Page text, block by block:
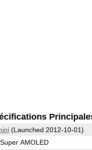
(Launched 2012-10-01)
AMOLED